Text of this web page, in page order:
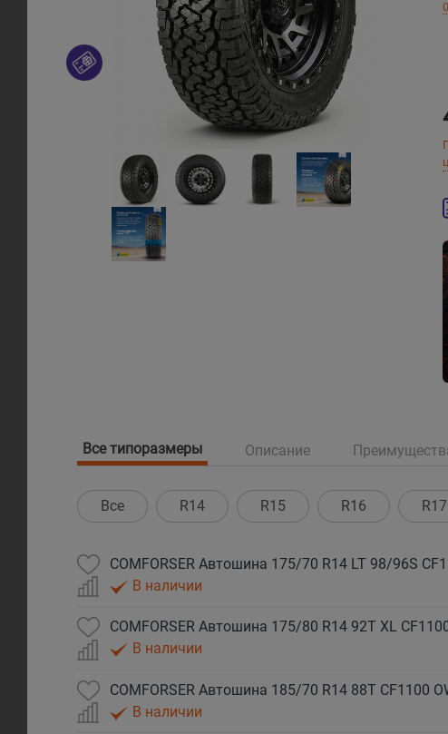
Все типоразмеры Описание
Все R14 R15 R16 R17
COMFORSER Автошина 175/70 R14 LT 98/96S
В наличии
COMFORSER Автошина 175/80 R14 92T XL
В наличии
COMFORSER Автошина 185/70 R14 88T CF1100
В наличии